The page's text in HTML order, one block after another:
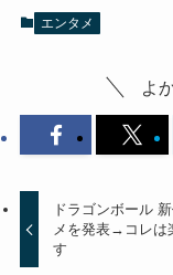
エンタメ
よ
ドラゴンボール
メを発表→コレは
す